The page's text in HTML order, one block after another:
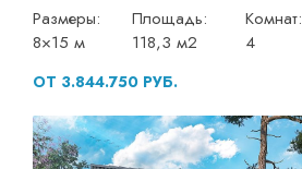
Размеры:
8×15 м
Площадь:
118,3 м2
Комнат:
4
ОТ 3.844.750 РУБ.